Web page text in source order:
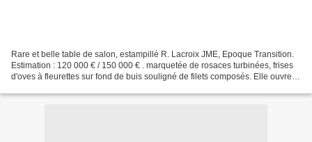
Rare et belle table de salon, estampillé R. Lacroix JME, Epoque Transition.
Estimation : 120 000 € / 150 000 € . marquetée de rosaces turbinées, frises
d'oves à fleurettes sur fond de buis souligné de filets composés. Elle ouvre